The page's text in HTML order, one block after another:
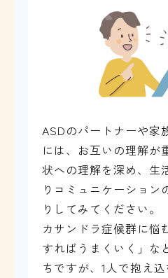
ASDのパートナーや家
には、お互いの理解が
状への理解を深め、生
りコミュニケーション
りしてみてください。
カサンドラ症候群に悩
すればうまくいく」な
ちですが、1人で抱え